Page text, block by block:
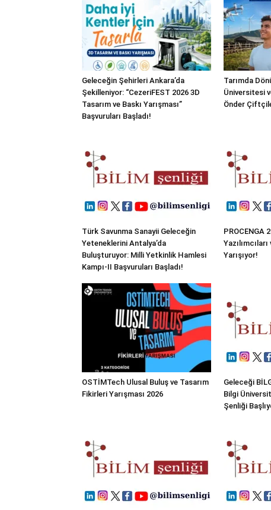
Geleceğin Şehirleri Ankara’da
Şekilleniyor: “CezeriFEST 2026 3D
Tasarım ve Baskı Yarışması”
Başvuruları Başladı!
Tarımda
Üniversitesi
Önder
Türk Savunma Sanayii Geleceğin
Yeteneklerini Antalya’da
Buluşturuyor: Milli Yetkinlik Hamlesi
Kampı-II Başvuruları Başladı!
PROCENGA
Yarışıyor!
OSTİMTech Ulusal Buluş ve Tasarım
Fikirleri Yarışması 2026
Geleceği
Bilgi
Şenliği